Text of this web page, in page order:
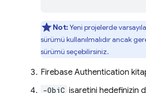
Not:Yeni projelerde
sürümü kullanılmalıdır ancak
sürümü seçebilirsiniz.
Firebase Authentication
-ObjC işaretini hedefinizin